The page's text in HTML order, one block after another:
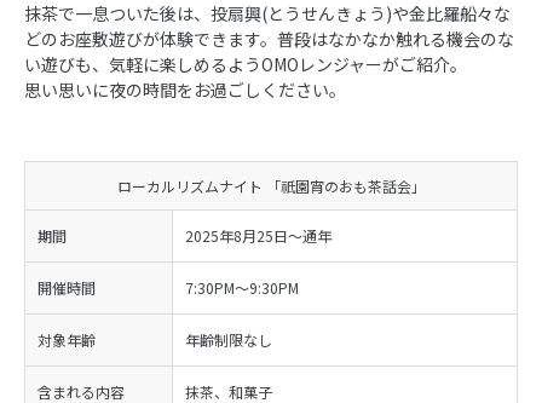
抹茶で一息ついた後は、投扇興(とうせんきょう)や金比羅船々な
どのお座敷遊びが体験できます。普段はなかなか触れる機会のな
い遊びも、気軽に楽しめるようOMOレンジャーがご紹介。
思い思いに夜の時間をお過ごしください。
ローカルリズムナイト 「祇園宵のおも茶話会」
期間 2025年8月25日～通年
開催時間 7:30PM～9:30PM
対象年齢 年齢制限なし
含まれる内容 抹茶、和菓子